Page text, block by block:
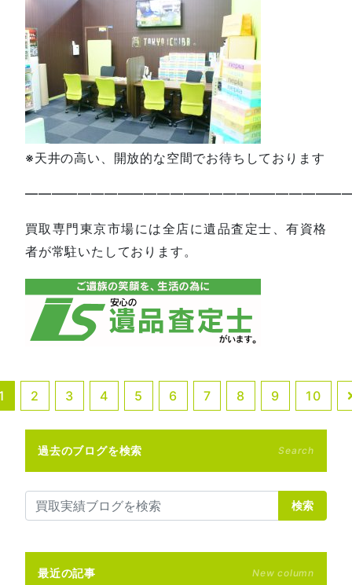
※天井の高い、開放的な空間でお待ちしております
買取専門東京市場には全店に遺品査定士、有資格
者が常駐いたしております。
2 3 4 5 6 7 8 9 10
過去のブログを検索 Search
検索
最近の記事 New column